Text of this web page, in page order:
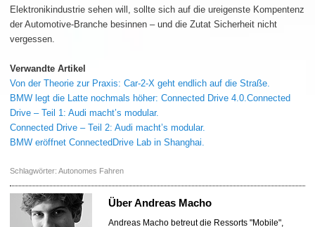
Elektronikindustrie sehen will, sollte sich auf die ureigenste Kompentenz
der Automotive-Branche besinnen – und die Zutat Sicherheit nicht
vergessen.
Verwandte Artikel
Von der Theorie zur Praxis: Car-2-X geht endlich auf die Straße.
BMW legt die Latte nochmals höher: Connected Drive 4.0. Connected
Drive – Teil 1: Audi macht’s modular.
Connected Drive – Teil 2: Audi macht’s modular.
BMW eröffnet ConnectedDrive Lab in Shanghai.
Schlagwörter: Autonomes Fahren
ÜberAndreas Macho
Andreas Macho betreut die Ressorts "Mobile",